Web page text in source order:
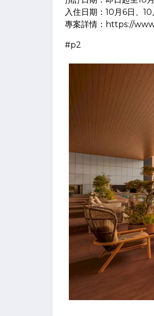
入住日期：10月6日、10
專案詳情：https://
#p2